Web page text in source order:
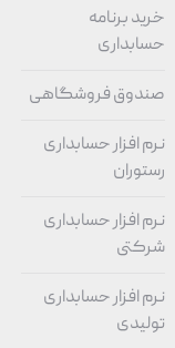
خرید برنامه
حسابداری
صندوق فروشگاهی
نرم افزار حسابداری
رستوران
نرم افزار حسابداری
شرکتی
نرم افزار حسابداری
تولیدی